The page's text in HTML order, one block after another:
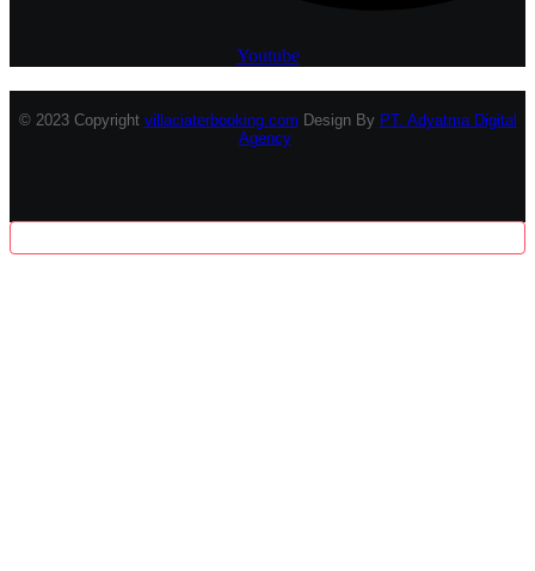
Youtube
© 2023 Copyright villaciaterbooking.com Design By PT. Adyatma Digital
Agency